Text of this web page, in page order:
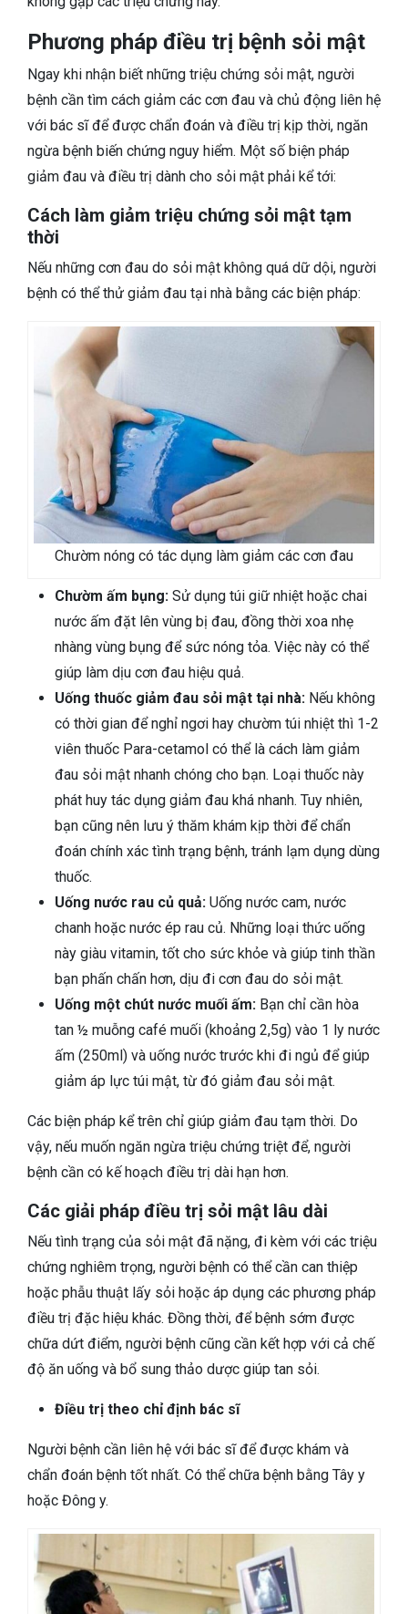
Phương pháp điều trị bệnh sỏi mật
Ngay khi nhận biết những triệu chứng sỏi mật, người
bệnh cần tìm cách giảm các cơn đau và chủ động liên hệ
với bác sĩ để được chẩn đoán và điều trị kịp thời, ngăn
ngừa bệnh biến chứng nguy hiểm. Một số biện pháp
giảm đau và điều trị dành cho sỏi mật phải kể tới:
Cách làm giảm triệu chứng sỏi mật tạm
thời
Nếu những cơn đau do sỏi mật không quá dữ dội, người
bệnh có thể thử giảm đau tại nhà bằng các biện pháp:
Chườm nóng có tác dụng làm giảm các cơn đau
Chườm ấm bụng: Sử dụng túi giữ nhiệt hoặc chai
nước ấm đặt lên vùng bị đau, đồng thời xoa nhẹ
nhàng vùng bụng để sức nóng tỏa. Việc này có thể
giúp làm dịu cơn đau hiệu quả.
Uống thuốc giảm đau sỏi mật tại nhà: Nếu không
có thời gian để nghỉ ngơi hay chườm túi nhiệt thì 1-2
viên thuốc Para-cetamol có thể là cách làm giảm
đau sỏi mật nhanh chóng cho bạn. Loại thuốc này
phát huy tác dụng giảm đau khá nhanh. Tuy nhiên,
bạn cũng nên lưu ý thăm khám kịp thời để chẩn
đoán chính xác tình trạng bệnh, tránh lạm dụng dùng
thuốc.
Uống nước rau củ quả: Uống nước cam, nước
chanh hoặc nước ép rau củ. Những loại thức uống
này giàu vitamin, tốt cho sức khỏe và giúp tinh thần
bạn phấn chấn hơn, dịu đi cơn đau do sỏi mật.
Uống một chút nước muối ấm: Bạn chỉ cần hòa
tan ½ muỗng café muối (khoảng 2,5g) vào 1 ly nước
ấm (250ml) và uống nước trước khi đi ngủ để giúp
giảm áp lực túi mật, từ đó giảm đau sỏi mật.
Các biện pháp kể trên chỉ giúp giảm đau tạm thời. Do
vậy, nếu muốn ngăn ngừa triệu chứng triệt để, người
bệnh cần có kế hoạch điều trị dài hạn hơn.
Các giải pháp điều trị sỏi mật lâu dài
Nếu tình trạng của sỏi mật đã nặng, đi kèm với các triệu
chứng nghiêm trọng, người bệnh có thể cần can thiệp
hoặc phẫu thuật lấy sỏi hoặc áp dụng các phương pháp
điều trị đặc hiệu khác. Đồng thời, để bệnh sớm được
chữa dứt điểm, người bệnh cũng cần kết hợp với cả chế
độ ăn uống và bổ sung thảo dược giúp tan sỏi.
Điều trị theo chỉ định bác sĩ
Người bệnh cần liên hệ với bác sĩ để được khám và
chẩn đoán bệnh tốt nhất. Có thể chữa bệnh bằng Tây y
hoặc Đông y.